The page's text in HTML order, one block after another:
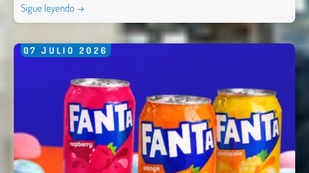
Sigue leyendo →
07 JULIO 2026